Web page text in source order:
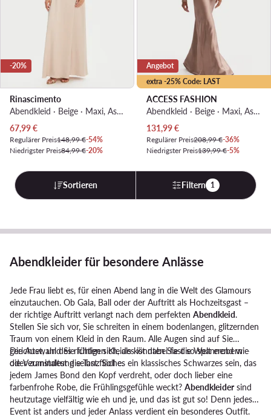
-20%
Rinascimento
Abendkleid · Beige · Maxi, Asymmetrisch
Aktueller Preis
67,99€
Regulärer Preis148,99 €-54%
Niedrigster Preis84,99 €-20%
extra -25% Code: LAST
Angebot
ACCESS FASHION
Abendkleid · Beige · Maxi, Asymmetrisch
Aktueller Preis
131,99€
Regulärer Preis208,99 €-36%
Niedrigster Preis139,99 €-5%
Sortieren Filtern 1
Abendkleider für besondere Anlässe
Jede Frau liebt es, für einen Abend lang in die Welt des Glamours
einzutauchen. Ob Gala, Ball oder der Auftritt als Hochzeitsgast –
der richtige Auftritt verlangt nach dem perfekten Abendkleid.
Stellen Sie sich vor, Sie schreiten in einem bodenlangen, glitzernden
Traum von einem Kleid in den Raum. Alle Augen sind auf Sie
gerichtet, und Sie fühlen sich, als könnten Sie die Welt erobern –
oder zumindest die Tanzfläche.
Die Auswahl des richtigen Kleides ist dabei fast so spannend wie
die Veranstaltung selbst. Soll es ein klassisches Schwarzes sein, das
jedem James Bond den Kopf verdreht, oder doch lieber eine
farbenfrohe Robe, die Frühlingsgefühle weckt? Abendkleidersind
heutzutage vielfältig wie eh und je, und das ist gut so! Denn jedes
Event ist anders und jeder Anlass verdient ein besonderes Outfit.